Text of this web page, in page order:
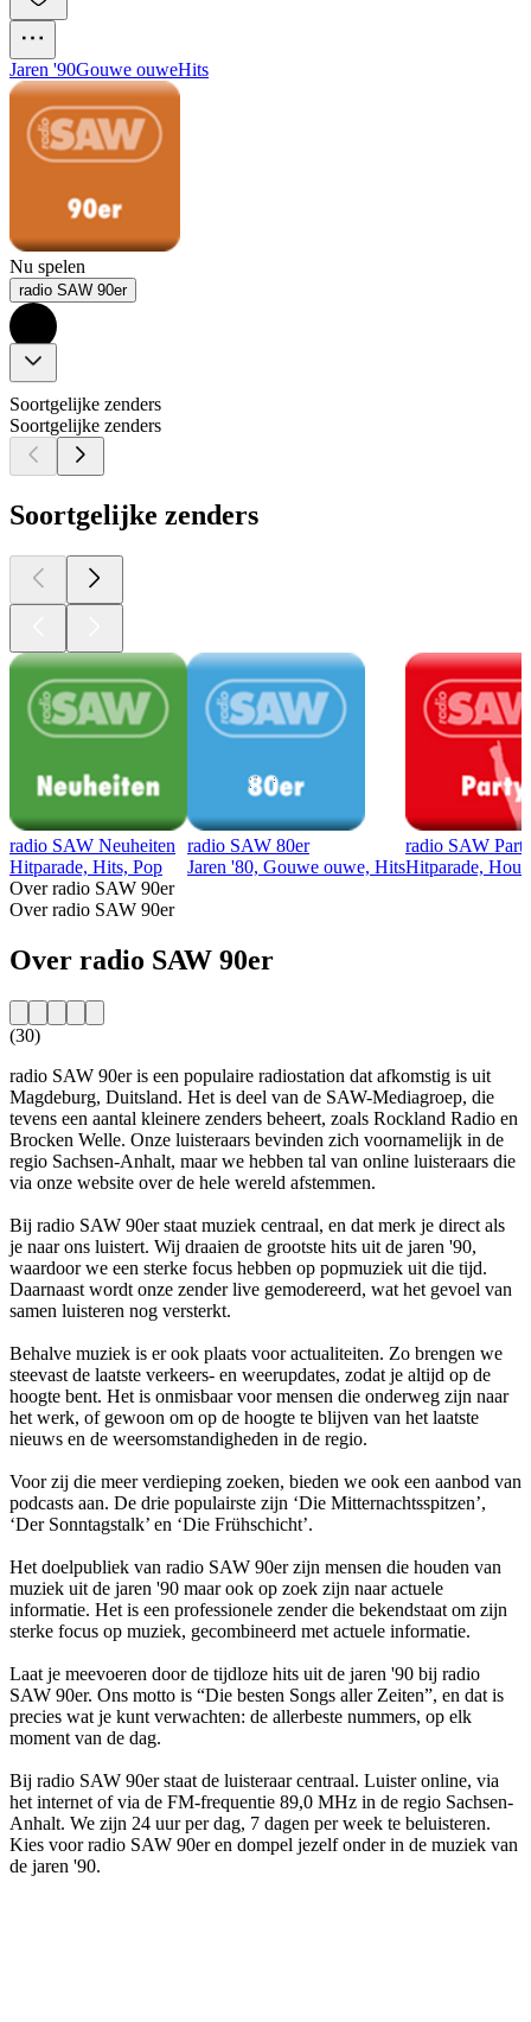
Jaren '90Gouwe ouweHits
Nu spelen
radio SAW 90er
Soortgelijke zenders
Soortgelijke zenders
Soortgelijke zenders
radio SAW Neuheiten
Hitparade, Hits, Pop
radio SAW 80er
Jaren '80, Gouwe ouwe, Hits
radio SAW
Hitparade,
Over radio SAW 90er
Over radio SAW 90er
Over radio SAW 90er
(30)
radio SAW 90er is een populaire radiostation dat afkomstig is uit
Magdeburg, Duitsland. Het is deel van de SAW-Mediagroep, die
tevens een aantal kleinere zenders beheert, zoals Rockland Radio en
Brocken Welle. Onze luisteraars bevinden zich voornamelijk in de
regio Sachsen-Anhalt, maar we hebben tal van online luisteraars die
via onze website over de hele wereld afstemmen.
Bij radio SAW 90er staat muziek centraal, en dat merk je direct als
je naar ons luistert. Wij draaien de grootste hits uit de jaren '90,
waardoor we een sterke focus hebben op popmuziek uit die tijd.
Daarnaast wordt onze zender live gemodereerd, wat het gevoel van
samen luisteren nog versterkt.
Behalve muziek is er ook plaats voor actualiteiten. Zo brengen we
steevast de laatste verkeers- en weerupdates, zodat je altijd op de
hoogte bent. Het is onmisbaar voor mensen die onderweg zijn naar
het werk, of gewoon om op de hoogte te blijven van het laatste
nieuws en de weersomstandigheden in de regio.
Voor zij die meer verdieping zoeken, bieden we ook een aanbod van
podcasts aan. De drie populairste zijn ‘Die Mitternachtsspitzen’,
‘Der Sonntagstalk’ en ‘Die Frühschicht’.
Het doelpubliek van radio SAW 90er zijn mensen die houden van
muziek uit de jaren '90 maar ook op zoek zijn naar actuele
informatie. Het is een professionele zender die bekendstaat om zijn
sterke focus op muziek, gecombineerd met actuele informatie.
Laat je meevoeren door de tijdloze hits uit de jaren '90 bij radio
SAW 90er. Ons motto is “Die besten Songs aller Zeiten”, en dat is
precies wat je kunt verwachten: de allerbeste nummers, op elk
moment van de dag.
Bij radio SAW 90er staat de luisteraar centraal. Luister online, via
het internet of via de FM-frequentie 89,0 MHz in de regio Sachsen-
Anhalt. We zijn 24 uur per dag, 7 dagen per week te beluisteren.
Kies voor radio SAW 90er en dompel jezelf onder in de muziek van
de jaren '90.